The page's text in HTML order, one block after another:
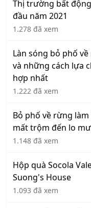
Thị trường bất
đầu năm 2021
1.278 đã xem
Làn sóng bỏ phố
và những cách lựa
hợp nhất
1.222 đã xem
Bỏ phố về rừng
mất trộm đến lo
1.148 đã xem
Hộp quà Socola
Suong's House
1.093 đã xem